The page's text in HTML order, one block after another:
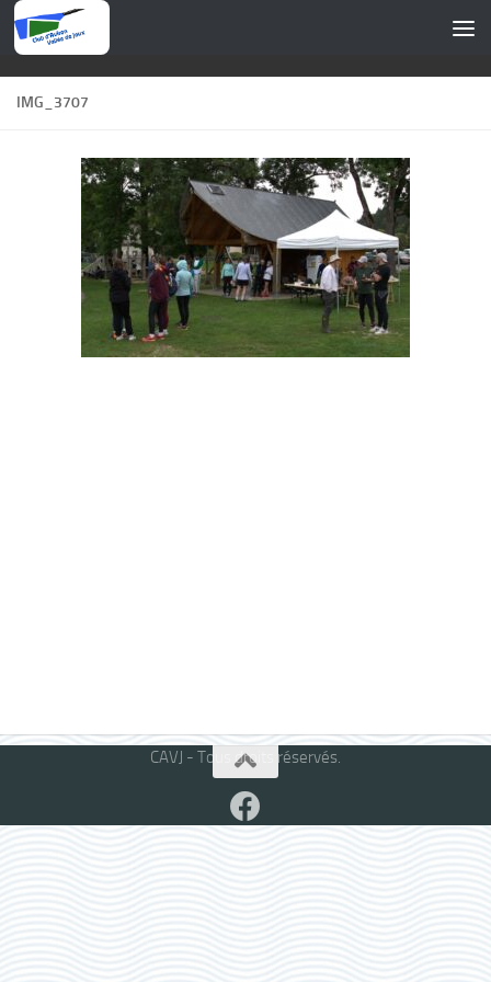
Skip to content
IMG_3707
CAVJ - Tous droits réservés.